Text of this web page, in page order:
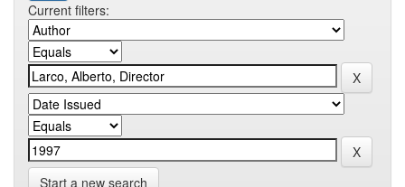
Current filters:
Start a new search